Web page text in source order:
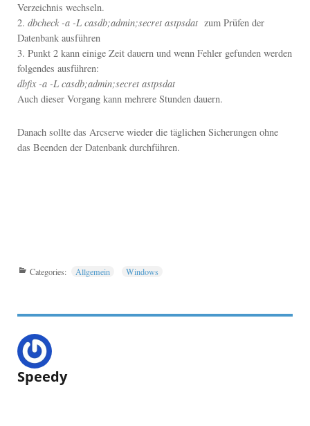
Verzeichnis wechseln.
2.dbcheck -a -L casdb;admin;secret astpsdat zum Prüfen der
Datenbank ausführen
3. Punkt 2 kann einige Zeit dauern und wenn Fehler gefunden werden
folgendes ausführen:
dbfix -a -L casdb;admin;secret astpsdat
Auch dieser Vorgang kann mehrere Stunden dauern.
Danach sollte das Arcserve wieder die täglichen Sicherungen ohne
das Beenden der Datenbank durchführen.
Categories: Allgemein Windows
Speedy